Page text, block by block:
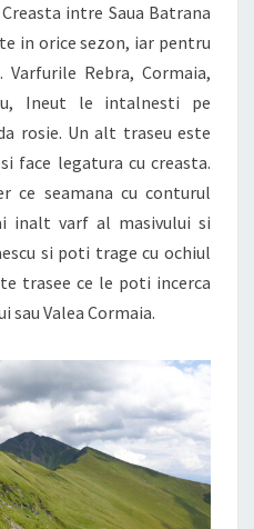
intre Saua Batrana
in orice sezon, iar pentru
Rebra, Cormaia,
Ineut le intalnesti pe
rosie. Un alt traseu este
face legatura cu creasta.
ce seamana cu conturul
inalt varf al masivului si
si poti trage cu ochiul
trasee ce le poti incerca
sau Valea Cormaia.